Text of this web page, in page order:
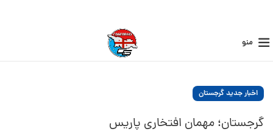
منو
اخبار جدید گرجستان
گرجستان؛ مهمان افتخاری پاریس